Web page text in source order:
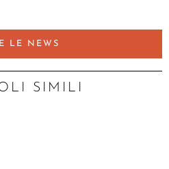
LE NEWS
SIMILI